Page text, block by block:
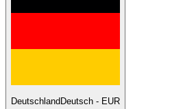
Deutschland Deutsch - EUR